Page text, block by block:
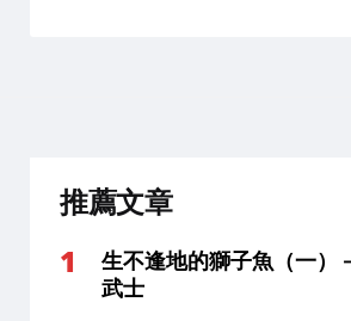
推薦文章
生不逢地的獅子魚（一）
武士